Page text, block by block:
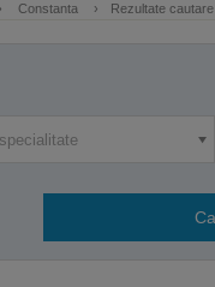
Constanta › Rezultate cautare